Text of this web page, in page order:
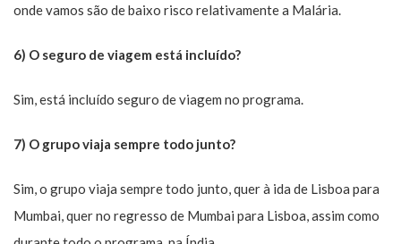
onde vamos são de baixo risco relativamente a Malária.
6) O seguro de viagem está incluído?
Sim, está incluído seguro de viagem no programa.
7) O grupo viaja sempre todo junto?
Sim, o grupo viaja sempre todo junto, quer à ida de Lisboa para
Mumbai, quer no regresso de Mumbai para Lisboa, assim como